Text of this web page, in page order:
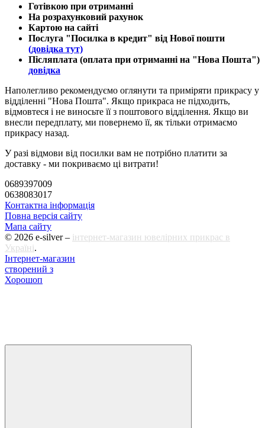
Готівкою при отриманні
На розрахунковий рахунок
Картою на сайті
Послуга "Посилка в кредит" від Нової пошти
(довідка тут)
Післяплата (оплата при отриманні на "Нова Пошта")
довідка
Наполегливо рекомендуємо оглянути та приміряти прикрасу у
відділенні "Нова Пошта". Якщо прикраса не підходить,
відмовтеся і не виносьте її з поштового відділення. Якщо ви
внесли передплату, ми повернемо її, як тільки отримаємо
прикрасу назад.
У разі відмови від посилки вам не потрібно платити за
доставку - ми покриваємо ці витрати!
0689397009
0638083017
Контактна інформація
Повна версія сайту
Мапа сайту
© 2026 e-silver – інтернет-магазин ювелірних прикрас в
Україні.
Інтернет-магазин
створений з
Хорошоп